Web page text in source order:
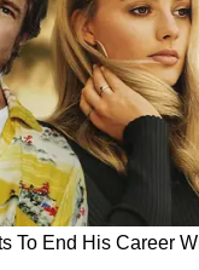
స్పష్టమైన వివరణ
చీమలు రావడం
తెలిపింది.